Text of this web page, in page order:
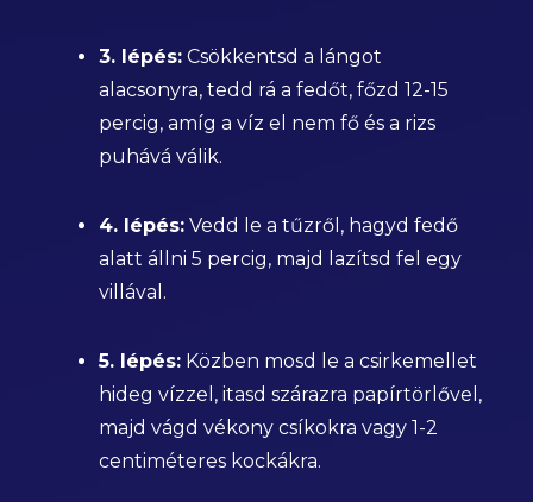
3. lépés:Csökkentsd a lángot
alacsonyra, tedd rá a fedőt, főzd 12-15
percig, amíg a víz el nem fő és a rizs
puhává válik.
4. lépés:Vedd le a tűzről, hagyd fedő
alatt állni 5 percig, majd lazítsd fel egy
villával.
5. lépés:Közben mosd le a csirkemellet
hideg vízzel, itasd szárazra papírtörlővel,
majd vágd vékony csíkokra vagy 1-2
centiméteres kockákra.